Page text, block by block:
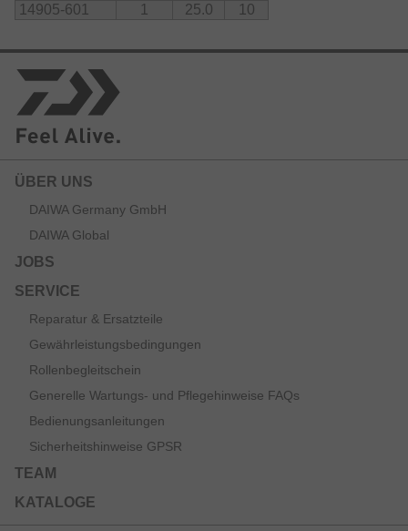
14905-601
1 25.0 10
ÜBER UNS
DAIWA Germany GmbH
DAIWA Global
JOBS
SERVICE
Reparatur & Ersatzteile
Gewährleistungsbedingungen
Rollenbegleitschein
Generelle Wartungs- und Pflegehinweise FAQs
Bedienungsanleitungen
Sicherheitshinweise GPSR
TEAM
KATALOGE